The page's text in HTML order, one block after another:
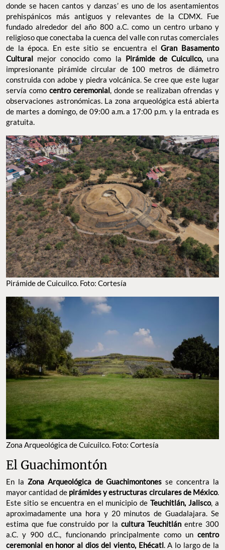
donde se hacen cantos y danzas’ es uno de los asentamientos
prehispánicos más antiguos y relevantes de la CDMX. Fue
fundado alrededor del año 800 a.C. como un centro urbano y
religioso que conectaba la cuenca del valle con rutas comerciales
de la época. En este sitio se encuentra elGran Basamento
Cultural mejor conocido como la Pirámide de Cuicuilco,una
impresionante pirámide circular de 100 metros de diámetro
construida con adobe y piedra volcánica. Se cree que este lugar
servía como centro ceremonial, donde se realizaban ofrendas y
observaciones astronómicas. La zona arqueológica está abierta
de martes a domingo, de 09:00 a.m. a 17:00 p.m. y la entrada es
gratuita.
Pirámide de Cuicuilco. Foto: Cortesía
Zona Arqueológica de Cuicuilco. Foto: Cortesía
El Guachimontón
En la Zona Arqueológica de Guachimontones se concentra la
mayor cantidad de pirámides y estructuras circulares de México.
Este sitio se encuentra en el municipio deTeuchitlán, Jalisco, a
aproximadamente una hora y 20 minutos de Guadalajara. Se
estima que fue construido por la cultura Teuchitlán entre 300
a.C. y 900 d.C., funcionando principalmente como un centro
ceremonial en honor al dios del viento, Ehécatl. A lo largo de la